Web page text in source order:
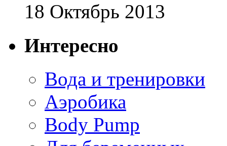
18 Октябрь 2013
Интересно
Вода и тренировки
Аэробика
Body Pump